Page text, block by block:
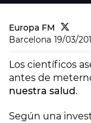
Europa FM
Barcelona 19/03/
Los científicos
antes de
nuestra salud.
Según una